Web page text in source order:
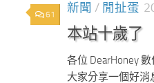
61 新聞 / 閒扯蛋
本站十歲了
各位 DearHoney
大家分享一個好消